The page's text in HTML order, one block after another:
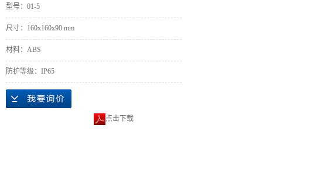
型号： 01-5
尺寸： 160x160x90 mm
材料： ABS
防护等级： IP65
点击下载